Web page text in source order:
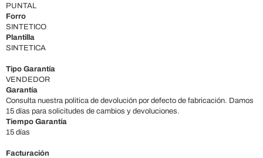
PUNTAL
Forro
SINTETICO
Plantilla
SINTETICA
Tipo Garantía
VENDEDOR
Garantía
Consulta nuestra politica de devolución por defecto de fabricación. Damos
15 días para solicitudes de cambios y devoluciones.
Tiempo Garantía
15 días
Facturación